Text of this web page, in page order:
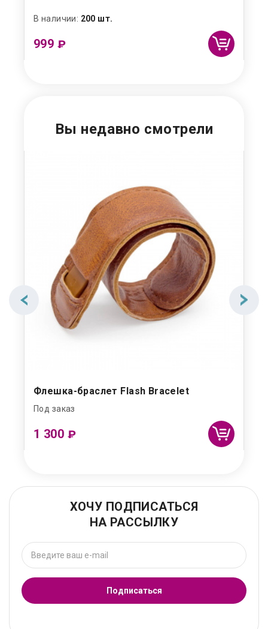
В наличии: 200 шт.
999 ₽
Вы недавно смотрели
Флешка-браслет Flash Bracelet
Под заказ
1 300 ₽
ХОЧУ ПОДПИСАТЬСЯ
НА РАССЫЛКУ
Подписаться